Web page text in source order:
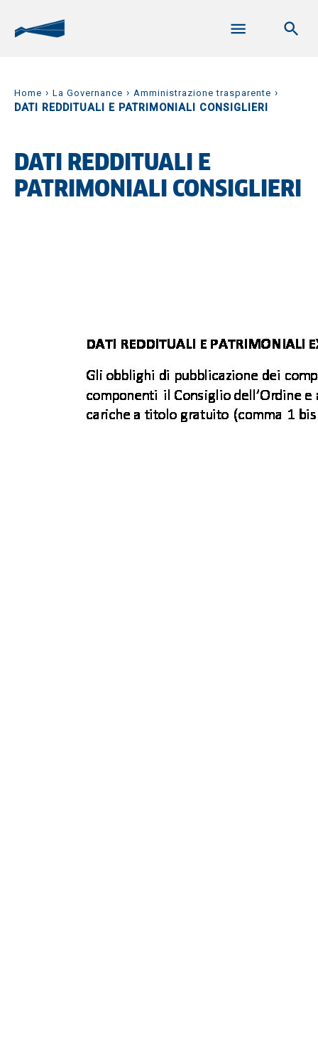
Home › La Governance › Amministrazione trasparente ›
DATI REDDITUALI E PATRIMONIALI CONSIGLIERI
DATI REDDITUALI E
PATRIMONIALI CONSIGLIERI